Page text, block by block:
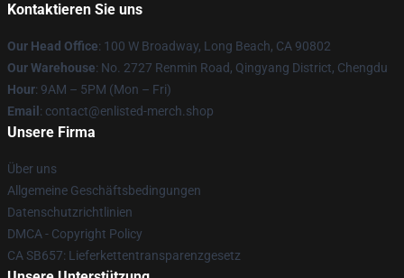
Kontaktieren Sie uns
Our Head Office: 100 W Broadway, Long Beach, CA 90802
Our Warehouse: No. 2727 Renmin Road, Qingyang District, Chengdu
Hour: 9AM – 5PM (Mon – Fri)
Email : contact@enlisted-merch.shop
Unsere Firma
Über uns
Allgemeine Geschäftsbedingungen
Datenschutzrichtlinien
DMCA - Copyright Policy
CA SB657: Lieferkettentransparenzgesetz